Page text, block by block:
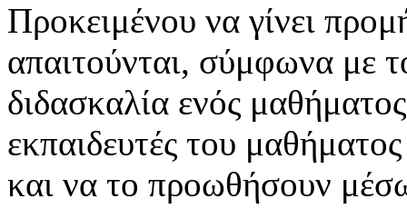
Προκειμένου να γίνει
απαιτούνται, σύμφωνα με
διδασκαλία ενός
εκπαιδευτές του
και να το προωθήσουν